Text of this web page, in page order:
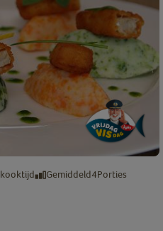
kooktijd Gemiddeld4Porties